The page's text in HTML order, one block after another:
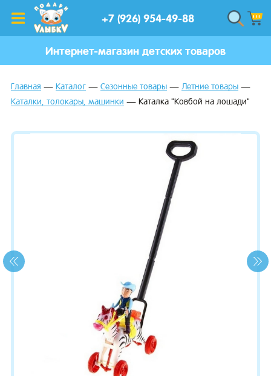
+7 (926) 954-49-88
Интернет-магазин детских товаров
Главная Каталог Сезонные товары
Летние товары
Каталки, толокары, машинки
Каталка "Ковбой на лошади"